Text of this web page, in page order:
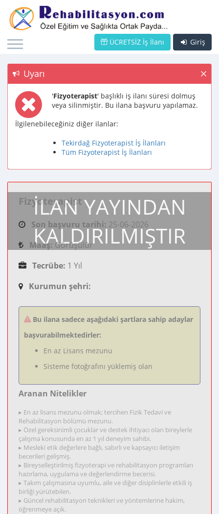
Giriş
ÜCRETSİZ İş İlanı
Uyarı
'Fizyoterapist' başlıklı iş ilanı süresi dolmuş
veya silinmiştir. Bu ilana başvuru yapılamaz.
İlgilenebileceğiniz diğer ilanlar:
Tekirdağ Fizyoterapist İş İlanları
Tüm Fizyoterapist İş İlanları
İLAN YAYINDAN
KALDIRILMIŞTIR
Fizyoterapist
Son başvuru tarihi: 25-06-2026
Maaş: Görüşülür
Tecrübe: 1 Yıl
Kurumun şehri:
Bu ilana sadece aşağıdaki şartlara sahip adaylar
başvurabilmektedirler:
En az Lisans mezunu
Sisteme fotoğrafını yüklemiş olan
Aranan Nitelikler
▸ En az lisans mezunu olmak; tercihen Fizik Tedavi ve
Rehabilitasyon bölümü mezunu.
▸ Özel gereksinimli çocuklar ve destek ihtiyacı olan bireylerle
çalışma konusunda en az 1 yıl deneyim sahibi.
▸ Mesleki etik değerlere bağlı, sabırlı ve kapsayıcı iletişim
becerileri gelişmiş.
▸ Bireyselleştirilmiş fizyoterapi ve rehabilitasyon programları
hazırlama, uygulama ve değerlendirme becerisi.
▸ Takım çalışmasına uyumlu, aile ve diğer disiplinlerle etkili iş
birliği yürütebilen.
▸ Güncel rehabilitasyon teknikleri ve yöntemlerine hakim,
öğrenmeye açık.